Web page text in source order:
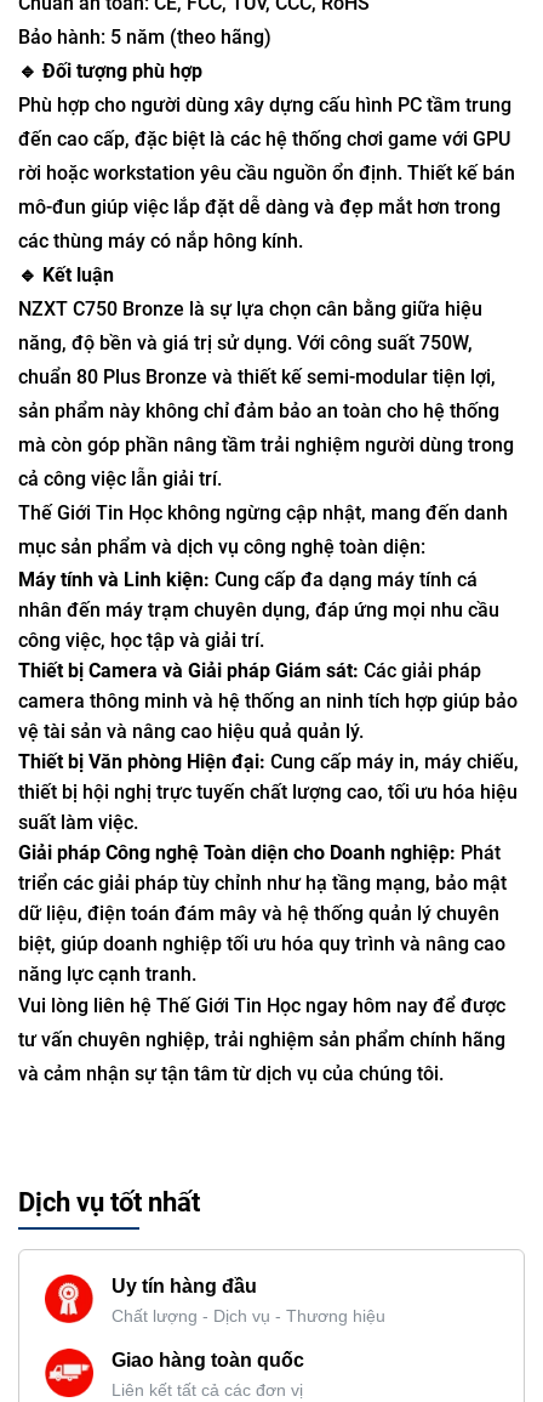
Bảo hành: 5 năm (theo hãng)
🔹 Đối tượng phù hợp
Phù hợp cho người dùng xây dựng cấu hình PC tầm trung
đến cao cấp, đặc biệt là các hệ thống chơi game với GPU
rời hoặc workstation yêu cầu nguồn ổn định. Thiết kế bán
mô-đun giúp việc lắp đặt dễ dàng và đẹp mắt hơn trong
các thùng máy có nắp hông kính.
🔹 Kết luận
NZXT C750 Bronze là sự lựa chọn cân bằng giữa hiệu
năng, độ bền và giá trị sử dụng. Với công suất 750W,
chuẩn 80 Plus Bronze và thiết kế semi-modular tiện lợi,
sản phẩm này không chỉ đảm bảo an toàn cho hệ thống
mà còn góp phần nâng tầm trải nghiệm người dùng trong
cả công việc lẫn giải trí.
Thế Giới Tin Học không ngừng cập nhật, mang đến danh
mục sản phẩm và dịch vụ công nghệ toàn diện:
Máy tính và Linh kiện: Cung cấp đa dạng máy tính cá
nhân đến máy trạm chuyên dụng, đáp ứng mọi nhu cầu
công việc, học tập và giải trí.
Thiết bị Camera và Giải pháp Giám sát: Các giải pháp
camera thông minh và hệ thống an ninh tích hợp giúp bảo
vệ tài sản và nâng cao hiệu quả quản lý.
Thiết bị Văn phòng Hiện đại: Cung cấp máy in, máy chiếu,
thiết bị hội nghị trực tuyến chất lượng cao, tối ưu hóa hiệu
suất làm việc.
Giải pháp Công nghệ Toàn diện cho Doanh nghiệp: Phát
triển các giải pháp tùy chỉnh như hạ tầng mạng, bảo mật
dữ liệu, điện toán đám mây và hệ thống quản lý chuyên
biệt, giúp doanh nghiệp tối ưu hóa quy trình và nâng cao
năng lực cạnh tranh.
Vui lòng liên hệ Thế Giới Tin Học ngay hôm nay để được
tư vấn chuyên nghiệp, trải nghiệm sản phẩm chính hãng
và cảm nhận sự tận tâm từ dịch vụ của chúng tôi.
Dịch vụ tốt nhất
Uy tín hàng đầu
Chất lượng - Dịch vụ - Thương hiệu
Giao hàng toàn quốc
Liên kết tất cả các đơn vị